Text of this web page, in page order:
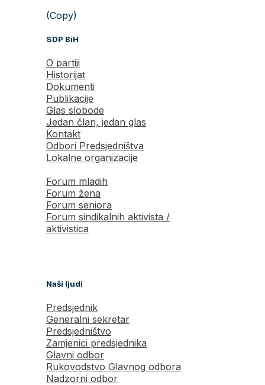
(Copy)
SDP BiH
O partiji
Historijat
Dokumenti
Publikacije
Glas slobode
Jedan član, jedan glas
Kontakt
Odbori Predsjedništva
Lokalne organizacije
Forum mladih
Forum žena
Forum seniora
Forum sindikalnih aktivista /
aktivistica
Naši ljudi
Predsjednik
Generalni sekretar
Predsjedništvo
Zamjenici predsjednika
Glavni odbor
Rukovodstvo Glavnog odbora
Nadzorni odbor